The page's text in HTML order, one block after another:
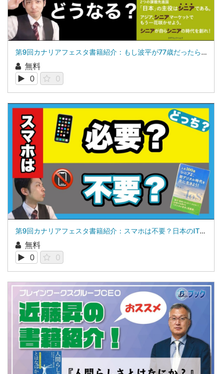
第9回カナリアフェスタ書籍紹介：もし波平が77歳だったら？ 「シニアビジネス」増田 耕太
無料
0
0
第9回カナリアフェスタ書籍紹介：スマホは不要？日本のIT格差（デジタルデバイド）について考える増田 耕太
無料
0
0